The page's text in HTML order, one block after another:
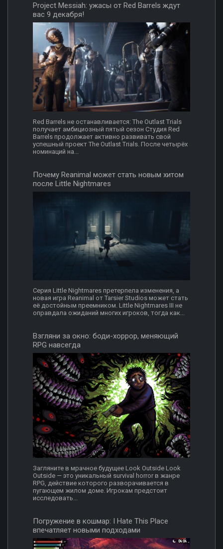
Project Messiah: ужасы от Red Barrels ждут
вас 9 декабря!
Red Barrels не останавливается: The Outlast Trials
получает амбициозный пятый сезон Студия Red
Barrels продолжает активно развивать свой
успешный проект The Outlast Trials. После четырёх
номинаций на...
Почему Reanimal может стать новым хитом
после Little Nightmares
Серия Little Nightmares претерпела изменения, а
новая игра Reanimal от Tarsier Studios может стать
её достойным преемником. Little Nightmares III не
оправдала ожиданий многих игроков, тогда как...
Взгляни за окно: боди-хоррор, меняющий
RPG навсегда
Загляните в мрачное будущее Look Outside Look
Outside — это уникальный survival horror в жанре
RPG, действие которого разворачивается в
пугающем жилом доме. Игрокам предстоит
исследовать...
Погружение в кошмар: I Hate This Place
впечатляет новыми подходами